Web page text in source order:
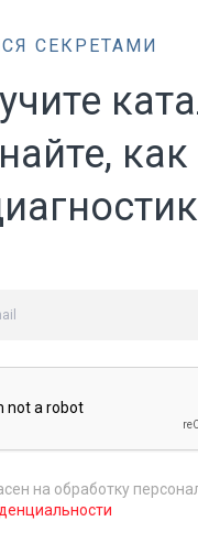
СЕКРЕТАМИ
на обработку